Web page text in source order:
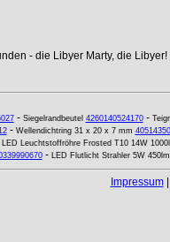
- die Libyer Marty, die Libyer!
- Siegelrandbeutel 4260140524170-
- Wellendichtring 31 x 20 x 7 mm
LED Leuchtstoffröhre Frosted T10 14W
- LED Flutlicht Strahler 5W
Impressum|